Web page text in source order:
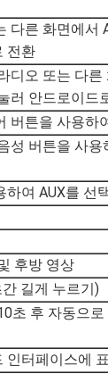
다른 화면에서
전환
디오 또는 다
러 안드로이드
버튼을 사용하
성 버튼을 사용
하여 AUX를 선
후방 영상
간 길게 누르기)
초 후 자동으
인터페이스에